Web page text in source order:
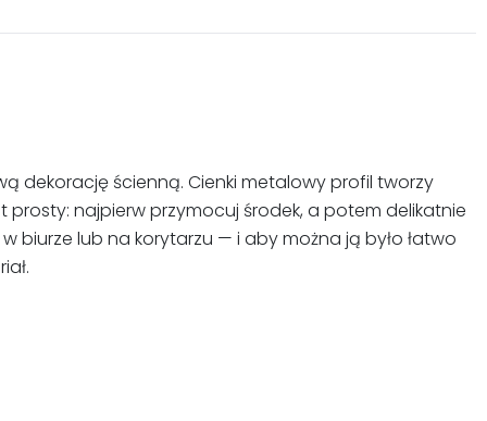
dekorację ścienną. Cienki metalowy profil tworzy
najpierw przymocuj środek, a potem delikatnie
biurze lub na korytarzu — i aby można ją było łatwo